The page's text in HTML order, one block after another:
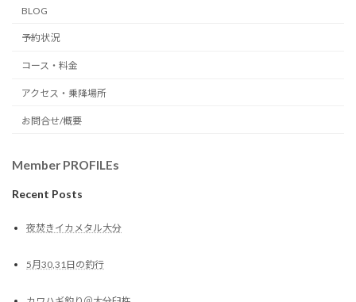
BLOG
予約状況
コース・料金
アクセス・乗降場所
お問合せ/概要
Member PROFILEs
Recent Posts
夜焚きイカメタル大分
5月30,31日の釣行